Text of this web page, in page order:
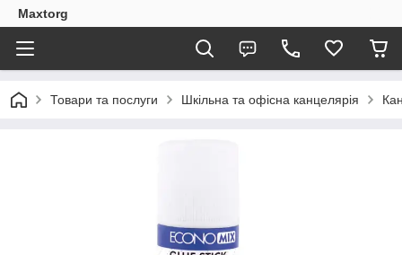
Maxtorg
Товари та послуги Шкільна та офісна канцелярія